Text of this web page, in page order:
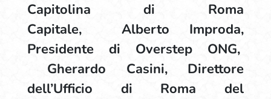
Capitolina di Roma
Capitale, Alberto Improda,
Presidente di Overstep ONG,
Gherardo Casini, Direttore
dell’Ufficio di Roma del